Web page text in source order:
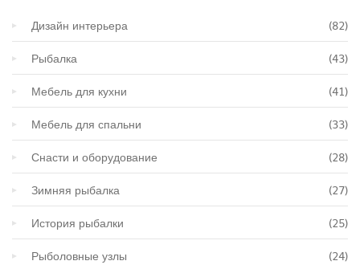
Дизайн интерьера (82)
Рыбалка (43)
Мебель для кухни (41)
Мебель для спальни (33)
Снасти и оборудование (28)
Зимняя рыбалка (27)
История рыбалки (25)
Рыболовные узлы (24)